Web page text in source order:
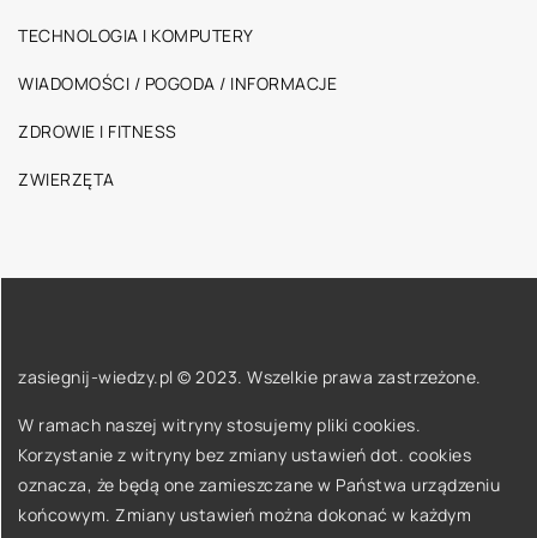
TECHNOLOGIA I KOMPUTERY
WIADOMOŚCI / POGODA / INFORMACJE
ZDROWIE I FITNESS
ZWIERZĘTA
zasiegnij-wiedzy.pl © 2023. Wszelkie prawa zastrzeżone.
W ramach naszej witryny stosujemy pliki cookies.
Korzystanie z witryny bez zmiany ustawień dot. cookies
oznacza, że będą one zamieszczane w Państwa urządzeniu
końcowym. Zmiany ustawień można dokonać w każdym